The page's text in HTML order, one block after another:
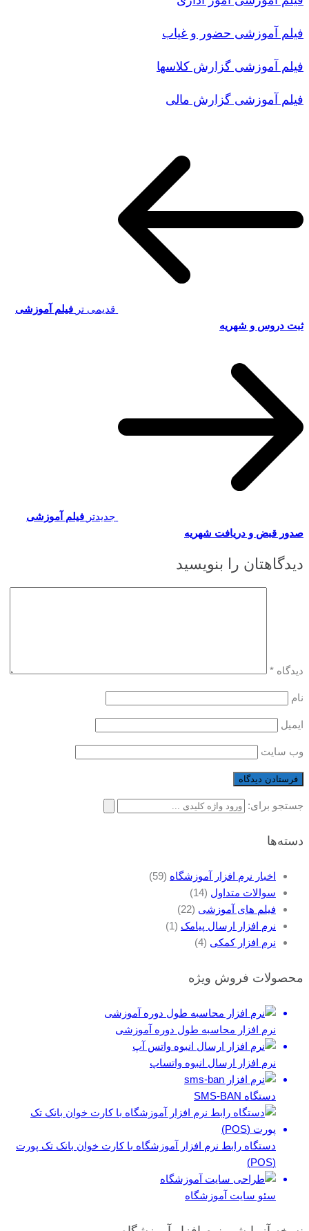
فیلم آموزشی حضور و غیاب
فیلم آموزشی گزارش کلاسها
فیلم آموزشی گزارش مالی
قدیمی تر فیلم آموزشی
ثبت دروس و شهریه
جدیدتر فیلم آموزشی
صدور قبض و دریافت شهریه
دیدگاهتان را بنویسید
دیدگاه *
نام
ایمیل
وب‌ سایت
جستجو برای:
دسته‌ها
اخبار نرم افزار آموزشگاه (59)
سوالات متداول (14)
فیلم های آموزشی (22)
نرم افزار ارسال پیامک (1)
نرم افزار کمکی (4)
محصولات فروش ویژه
نرم افزار محاسبه طول دوره آموزشی
نرم افزار ارسال انبوه واتساپ
دستگاه SMS-BAN
دستگاه رابط نرم افزار آموزشگاه با کارت خوان بانک تک پورت
(POS)
سئو سایت آموزشگاه